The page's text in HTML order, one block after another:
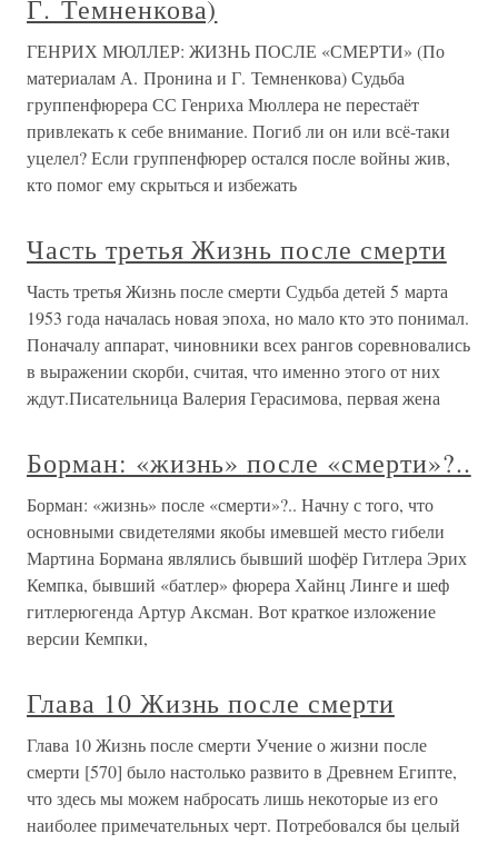
Г. Темненкова)
ГЕНРИХ МЮЛЛЕР: ЖИЗНЬ ПОСЛЕ «СМЕРТИ» (По
материалам А. Пронина и Г. Темненкова) Судьба
группенфюрера СС Генриха Мюллера не перестаёт
привлекать к себе внимание. Погиб ли он или всё-таки
уцелел? Если группенфюрер остался после войны жив,
кто помог ему скрыться и избежать
Часть третья Жизнь после смерти
Часть третья Жизнь после смерти Судьба детей 5 марта
1953 года началась новая эпоха, но мало кто это понимал.
Поначалу аппарат, чиновники всех рангов соревновались
в выражении скорби, считая, что именно этого от них
ждут.Писательница Валерия Герасимова, первая жена
Борман: «жизнь» после «смерти»?..
Борман: «жизнь» после «смерти»?.. Начну с того, что
основными свидетелями якобы имевшей место гибели
Мартина Бормана являлись бывший шофёр Гитлера Эрих
Кемпка, бывший «батлер» фюрера Хайнц Линге и шеф
гитлерюгенда Артур Аксман. Вот краткое изложение
версии Кемпки,
Глава 10 Жизнь после смерти
Глава 10 Жизнь после смерти Учение о жизни после
смерти [570] было настолько развито в Древнем Египте,
что здесь мы можем набросать лишь некоторые из его
наиболее примечательных черт. Потребовался бы целый